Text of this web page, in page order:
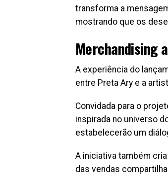
transforma a
mostrando que os
Merchandising
A experiência do
entre Preta Ary e a
Convidada para o
inspirada no universo
estabelecerão um
A iniciativa também
das vendas